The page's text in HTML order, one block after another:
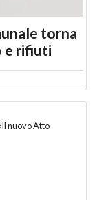
torna
e rifiuti